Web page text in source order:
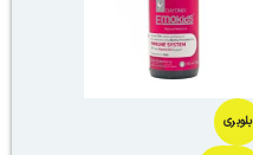
بلوبری